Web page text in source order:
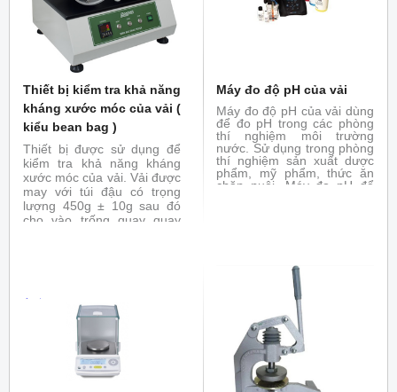
Thiết bị kiểm tra khả năng
kháng xước móc của vải (
kiểu bean bag )
Thiết bị được sử dụng để
kiểm tra khả năng kháng
xước móc của vải. Vải được
may với túi đậu có trọng
lượng 450g ± 10g sau đó
cho vào trống quay quay
D5362, JIS L1058
Máy đo độ pH của vải
Máy đo độ pH của vải dùng
để đo pH trong các phòng
thí nghiệm môi trường
nước. Sử dụng trong phòng
thí nghiệm sản xuất dược
phẩm, mỹ phẩm, thức ăn
chăn nuôi. Máy đo pH để